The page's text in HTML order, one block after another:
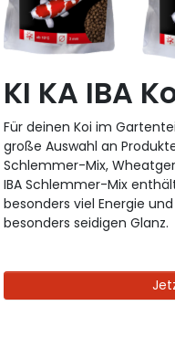
KI KA IBA
Für deinen Koi im
große Auswahl an
Schlemmer-Mix,
IBA Schlemmer-Mix
besonders viel Energie
besonders seidigen Glanz.